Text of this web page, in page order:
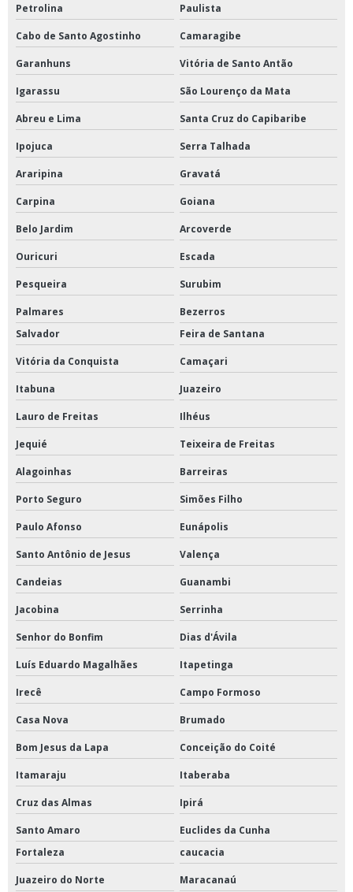
Petrolina Paulista
Cabo de Santo Agostinho Camaragibe
Garanhuns Vitória de Santo Antão
Igarassu São Lourenço da Mata
Abreu e Lima Santa Cruz do Capibaribe
Ipojuca Serra Talhada
Araripina Gravatá
Carpina Goiana
Belo Jardim Arcoverde
Ouricuri Escada
Pesqueira Surubim
Palmares
Bezerros
Salvador
Feira de Santana
Vitória da Conquista Camaçari
Itabuna Juazeiro
Lauro de Freitas Ilhéus
Jequié Teixeira de Freitas
Alagoinhas Barreiras
Porto Seguro Simões Filho
Paulo Afonso Eunápolis
Santo Antônio de Jesus Valença
Candeias Guanambi
Jacobina Serrinha
Senhor do Bonfim Dias d'Ávila
Luís Eduardo Magalhães Itapetinga
Irecê Campo Formoso
Casa Nova Brumado
Bom Jesus da Lapa Conceição do Coité
Itamaraju Itaberaba
Cruz das Almas Ipirá
Santo Amaro
Euclides da Cunha
Fortaleza
caucacia
Juazeiro do Norte Maracanaú